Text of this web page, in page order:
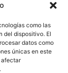
como las
del dispositivo. El
datos como
únicas en este
afectar